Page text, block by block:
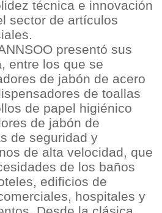
técnica e innovación
sector de artículos
presentó sus
entre los que se
de jabón de acero
de toallas
de papel higiénico
de jabón de
de seguridad y
de alta velocidad, que
de los baños
edificios de
hospitales y